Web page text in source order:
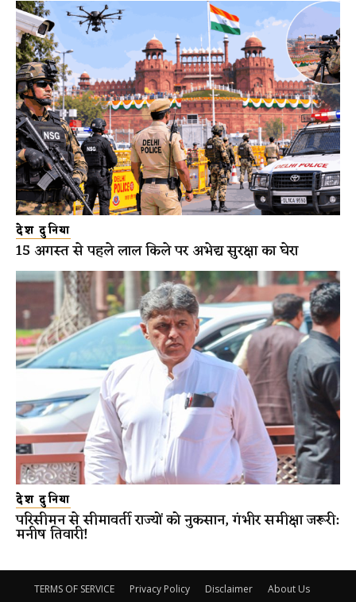
देश दुनिया
15 अगस्त से पहले लाल किले पर अभेद्य सुरक्षा का घेरा
देश दुनिया
परिसीमन से सीमावर्ती राज्यों को नुकसान, गंभीर समीक्षा जरूरी:
मनीष तिवारी!
TERMS OF SERVICE Privacy Policy Disclaimer
About Us